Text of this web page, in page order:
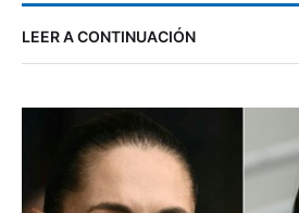
LEER A CONTINUACIÓN